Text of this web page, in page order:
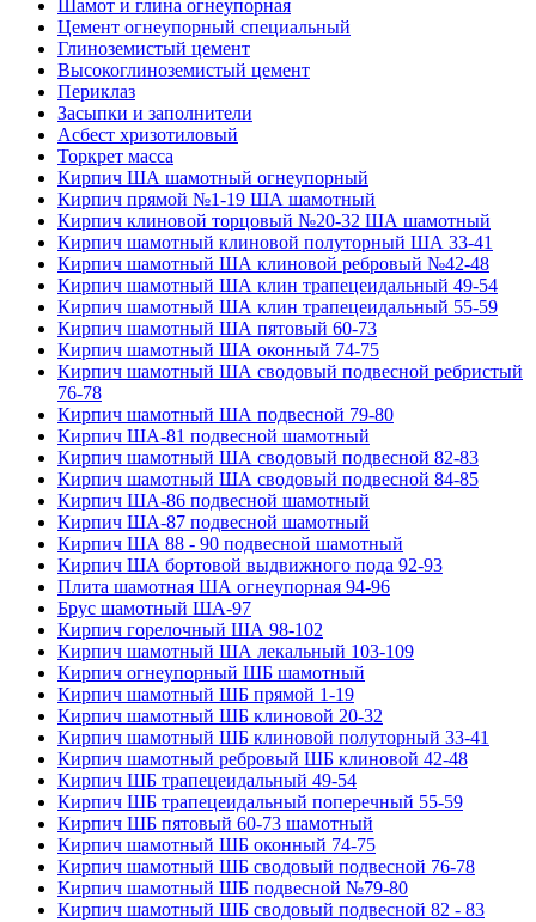
Шамот и глина огнеупорная
Цемент огнеупорный специальный
Глиноземистый цемент
Высокоглиноземистый цемент
Периклаз
Засыпки и заполнители
Асбест хризотиловый
Торкрет масса
Кирпич ША шамотный огнеупорный
Кирпич прямой №1-19 ША шамотный
Кирпич клиновой торцовый №20-32 ША шамотный
Кирпич шамотный клиновой полуторный ША 33-41
Кирпич шамотный ША клиновой ребровый №42-48
Кирпич шамотный ША клин трапецеидальный 49-54
Кирпич шамотный ША клин трапецеидальный 55-59
Кирпич шамотный ША пятовый 60-73
Кирпич шамотный ША оконный 74-75
Кирпич шамотный ША сводовый подвесной ребристый
76-78
Кирпич шамотный ША подвесной 79-80
Кирпич ША-81 подвесной шамотный
Кирпич шамотный ША сводовый подвесной 82-83
Кирпич шамотный ША сводовый подвесной 84-85
Кирпич ША-86 подвесной шамотный
Кирпич ША-87 подвесной шамотный
Кирпич ША 88 - 90 подвесной шамотный
Кирпич ША бортовой выдвижного пода 92-93
Плита шамотная ША огнеупорная 94-96
Брус шамотный ША-97
Кирпич горелочный ША 98-102
Кирпич шамотный ША лекальный 103-109
Кирпич огнеупорный ШБ шамотный
Кирпич шамотный ШБ прямой 1-19
Кирпич шамотный ШБ клиновой 20-32
Кирпич шамотный ШБ клиновой полуторный 33-41
Кирпич шамотный ребровый ШБ клиновой 42-48
Кирпич ШБ трапецеидальный 49-54
Кирпич ШБ трапецеидальный поперечный 55-59
Кирпич ШБ пятовый 60-73 шамотный
Кирпич шамотный ШБ оконный 74-75
Кирпич шамотный ШБ сводовый подвесной 76-78
Кирпич шамотный ШБ подвесной №79-80
Кирпич шамотный ШБ сводовый подвесной 82 - 83